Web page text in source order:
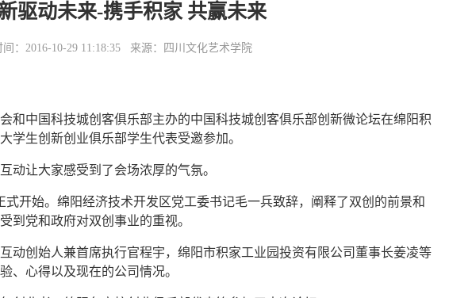
驱动未来-携手积家 共赢未来
间：2016-10-29 11:18:35 来源：四川文化艺术学院
中国科技城创客俱乐部主办的中国科技城创客俱乐部创新微论坛在绵阳积
学生创新创业俱乐部学生代表受邀参加。
让大家感受到了会场浓厚的气氛。
始。绵阳经济技术开发区党工委书记毛一兵致辞，阐释了双创的前景和
到党和政府对双创事业的重视。
创始人兼首席执行官程宇，绵阳市积家工业园投资有限公司董事长姜凌等
、心得以及现在的公司情况。